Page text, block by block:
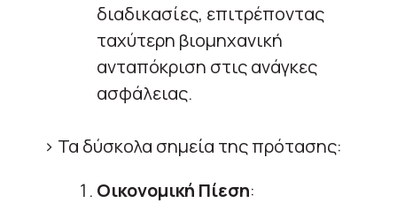
διαδικασίες, επιτρέποντας
ταχύτερη βιομηχανική
ανταπόκριση στις ανάγκες
ασφάλειας.
> Τα δύσκολα σημεία της πρότασης:
Οικονομική Πίεση: